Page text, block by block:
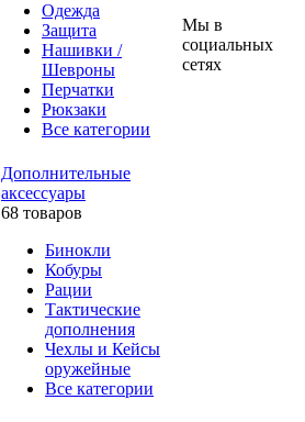
Одежда
Защита
Нашивки /
Шевроны
Перчатки
Рюкзаки
Все категории
Дополнительные
аксессуары
68 товаров
Бинокли
Кобуры
Рации
Тактические
дополнения
Чехлы и Кейсы
оружейные
Все категории
Мы в
социальных
сетях